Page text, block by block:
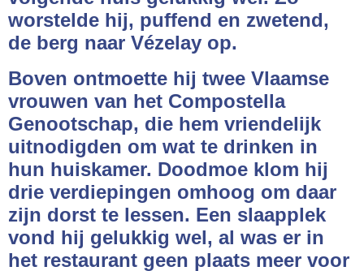
worstelde hij, puffend en zwetend,
de berg naar Vézelay op.
Boven ontmoette hij twee Vlaamse
vrouwen van het Compostella
Genootschap, die hem vriendelijk
uitnodigden om wat te drinken in
hun huiskamer. Doodmoe klom hij
drie verdiepingen omhoog om daar
zijn dorst te lessen. Een slaapplek
vond hij gelukkig wel, al was er in
het restaurant geen plaats meer voor